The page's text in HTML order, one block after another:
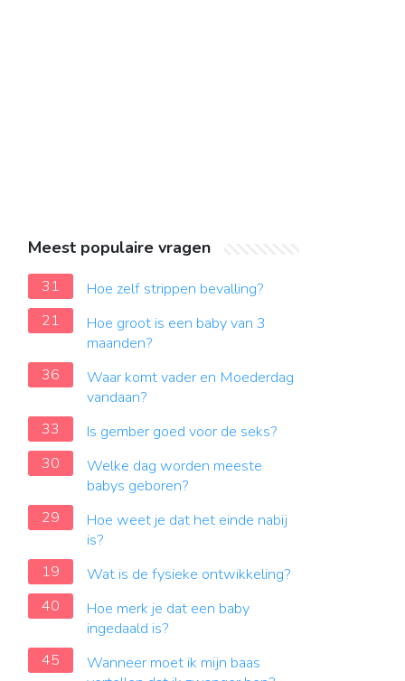
Meest populaire vragen
31
Hoe zelf strippen bevalling?
21
Hoe groot is een baby van 3
maanden?
36
Waar komt vader en Moederdag
vandaan?
33
Is gember goed voor de seks?
30
Welke dag worden meeste
babys geboren?
29
Hoe weet je dat het einde nabij
is?
19
Wat is de fysieke ontwikkeling?
40
Hoe merk je dat een baby
ingedaald is?
45
Wanneer moet ik mijn baas